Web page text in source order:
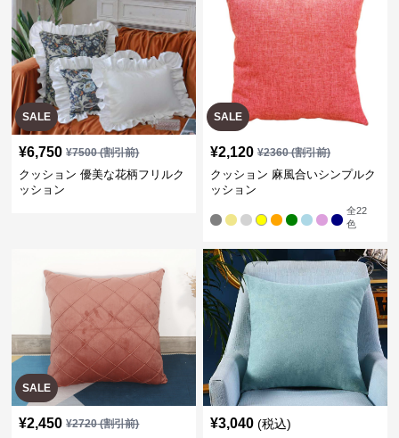
SALE
¥6,750 ¥7500(割引前)
クッション 優美な花柄フリルク
ッション
SALE
¥2,120 ¥2360(割引前)
クッション 麻風合いシンプルク
ッション
全22
色
SALE
¥2,450 ¥2720(割引前) ¥3,040 (税込)